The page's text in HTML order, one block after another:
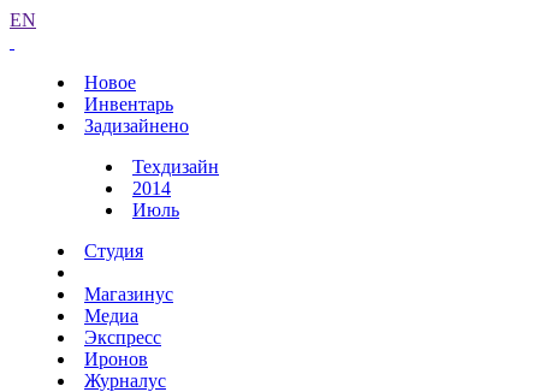
EN
Новое
Инвентарь
Задизайнено
Техдизайн
2014
Июль
Студия
Магазинус
Медиа
Экспресс
Иронов
Журналус